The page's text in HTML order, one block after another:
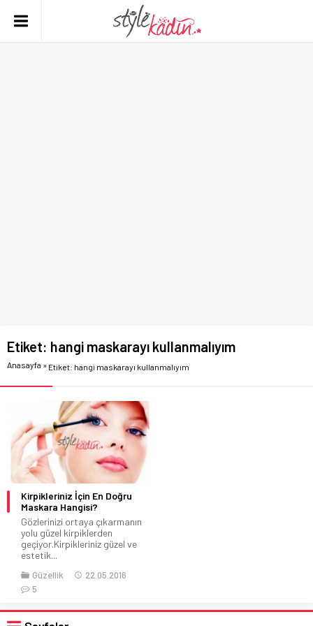
Etiket: hangi maskarayı kullanmalıyım
Anasayfa » Etiket: hangi maskarayı kullanmalıyım
Kirpikleriniz İçin En Doğru
Maskara Hangisi?
Gözlerinizi ortaya çıkarmanın
yolu güzel kirpiklerden
geçiyor.Kirpikleriniz güzel ve
estetik...
Güzellik
22.05.2016
5